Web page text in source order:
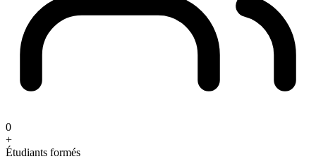
0
+
Étudiants formés